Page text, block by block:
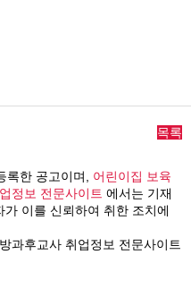
목록
록한 공고이며, 어린이집 보육
정보 전문사이트 에서는 기재
이를 신뢰하여 취한 조치에
과후교사 취업정보 전문사이트